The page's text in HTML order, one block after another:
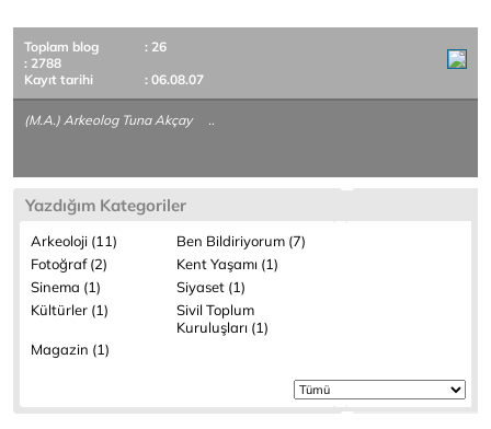
Toplam blog
: 26
: 2788
Kayıt tarihi
: 06.08.07
(M.A.) Arkeolog Tuna Akçay ..
Yazdığım Kategoriler
Arkeoloji (11)
Ben Bildiriyorum (7)
Fotoğraf (2)
Kent Yaşamı (1)
Sinema (1)
Siyaset (1)
Kültürler (1)
Sivil Toplum
Kuruluşları (1)
Magazin (1)